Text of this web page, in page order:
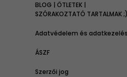
BLOG | ÖTLETEK |
SZÓRAKOZTATÓ TARTALMAK ;)
Adatvédelem és adatkezelés
ÁSZF
Szerzői jog